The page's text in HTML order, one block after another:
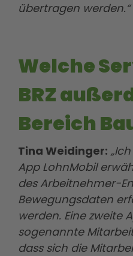
übertragen werden.“
Welche
BRZ
Bereich
Tina Weidinger:
App LohnMobil
des Arbeitnehmer-
Bewegungsdaten
werden. Eine zweite
sogenannte
dass sich die